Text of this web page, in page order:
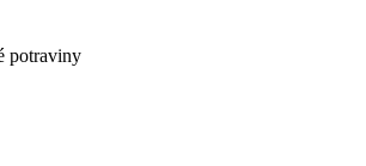
potraviny